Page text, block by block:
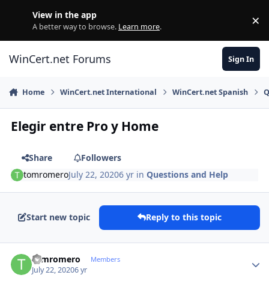
View in the app
A better way to browse. Learn more. ×
WinCert.net Forums Sign In
Home WinCert.net International WinCert.net Spanish
Elegir entre Pro y Home
Share
Followers
tomromeroJuly 22, 20206 yr inQuestions and Help
Start new topic Reply to this topic
tomromero Members
July 22, 20206 yr